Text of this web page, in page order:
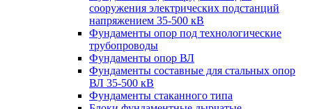
сооружения электрических подстанций
напряжением 35-500 кВ
Фундаменты опор под технологические
трубопроводы
Фундаменты опор ВЛ
Фундаменты составные для стальных опор
ВЛ 35-500 кВ
Фундаменты стаканного типа